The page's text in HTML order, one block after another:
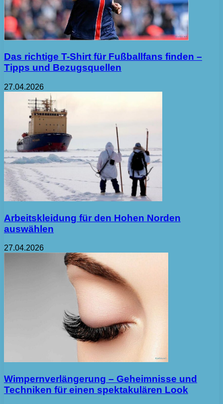
Das richtige T-Shirt für Fußballfans finden –
Tipps und Bezugsquellen
27.04.2026
Arbeitskleidung für den Hohen Norden
auswählen
27.04.2026
Wimpernverlängerung – Geheimnisse und
Techniken für einen spektakulären Look